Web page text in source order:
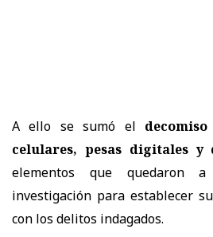
A ello se sumó el
celulares, pesas digitales
elementos que quedaron
investigación para establecer
con los delitos indagados.